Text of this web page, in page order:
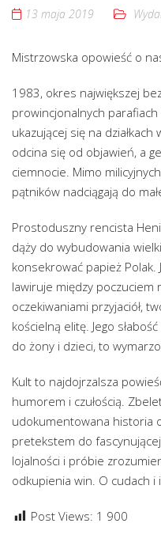
13 maja 2019
Mistrzowska opowieść o
1983, okres największej
prowincjonalnych
ukazującej się na działkach
odcina się od objawień, a
ciemnocie. Mimo
pątników nadciągają do
Prostoduszny rencista
dąży do wybudowania
konsekrować papież
lawiruje między poczuciem
oczekiwaniami przyjaciół,
kościelną elitę. Jego
do żony i dzieci, to
Kult to najdojrzalsza
humorem i czułością.
udokumentowana historia
pretekstem do
lojalności i próbie
odkupienia win. O cudach i
Post Views: 1 900